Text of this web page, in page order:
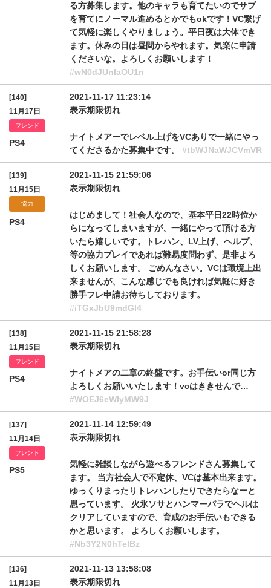
る方募集します。他のキャラも育てたいのでサブ
を育てにノーマル進めるとかでもokです！VC繋げ
て気軽に楽しくやりましょう。平日夜は大体でき
ます。休みの日は昼間からやれます。気楽に申請
くださいな。よろしくお願いします！
#wN0dJUnlaOU1n
[140]
11月17日
フレンド
PS4
2021-11-17 11:23:14
表示期限切れ
ナイトメアーでレベル上げをVCありで一緒にやっ
てくださるかた募集中です。 #tbWJNaWJCVmVR
[139]
11月15日
協力
PS4
2021-11-15 21:59:06
表示期限切れ
はじめまして！社会人なので、基本平日22時位か
らになってしまいますが、一緒にやって頂ける方
いたら嬉しいです。トレハン、LV上げ、ヘルプ、
等の協力プレイであれば難易度問わず、是非よろ
しくお願いします。 ごめんなさい。VCは環境上出
来ませんが、こんな感じでも良ければ気軽に好き
勝手フレ申請お待ちしております。
#iTGxJbU9mdGI4
[138]
11月15日
フレンド
PS4
2021-11-15 21:58:28
表示期限切れ
ナイトメアの二章の終盤です。お手伝いor同じ方
よろしくお願いいたします！vcはききせんで…
#WOEJ6eWlyMW9J
[137]
11月14日
フレンド
PS5
2021-11-14 12:59:49
表示期限切れ
気軽に雑談しながら遊べるフレンドさん募集して
ます。 当方社会人で不定休、VCは基本出来ます。
ゆっくりまったりトレハンしたりできたらなーと
思っています。 火氷ソサとハンマーパラでヘルは
クリアしていますので、育成のお手伝いもできる
かと思います。 よろしくお願いします。
#Nb3Y2N0hTelBz
[136]
11月13日
2021-11-13 13:58:08
表示期限切れ